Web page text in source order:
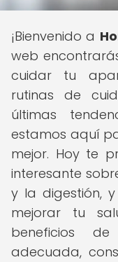
¡Bienvenido a
web
cuidar tu
rutinas de
últimas
estamos aquí
mejor. Hoy te
interesante
y la digestión,
mejorar tu
beneficios
adecuada,